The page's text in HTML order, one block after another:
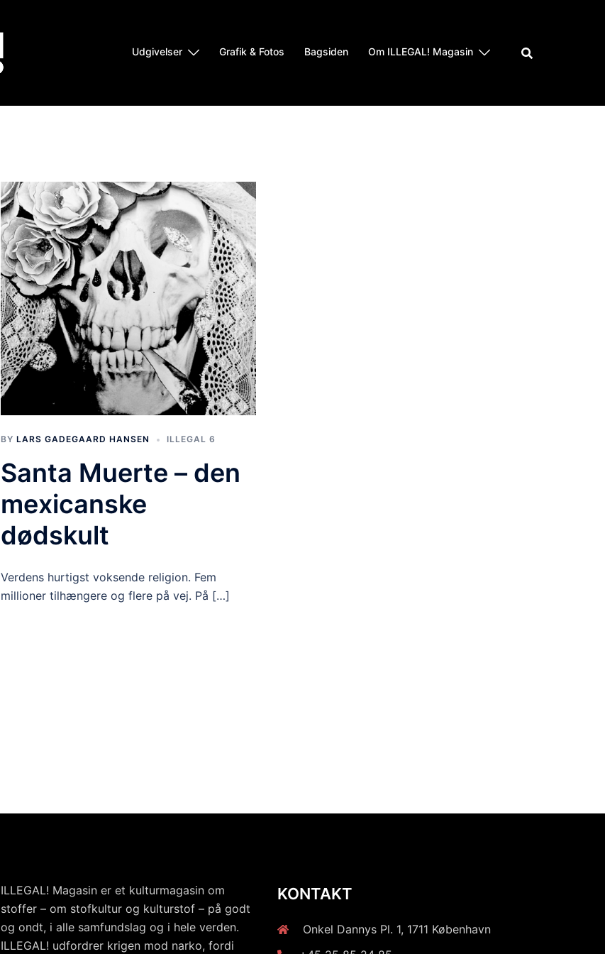
Udgivelser Grafik & Fotos Bagsiden Om ILLEGAL! Magasin
BY LARS GADEGAARD HANSEN ILLEGAL 6
Santa Muerte – den
mexicanske
dødskult
Verdens hurtigst voksende religion. Fem
millioner tilhængere og flere på vej. På […]
ILLEGAL! Magasin er et kulturmagasin om
stoffer – om stofkultur og kulturstof – på godt
og ondt, i alle samfundslag og i hele verden.
ILLEGAL! udfordrer krigen mod narko, fordi
KONTAKT
Onkel Dannys Pl. 1, 1711 København